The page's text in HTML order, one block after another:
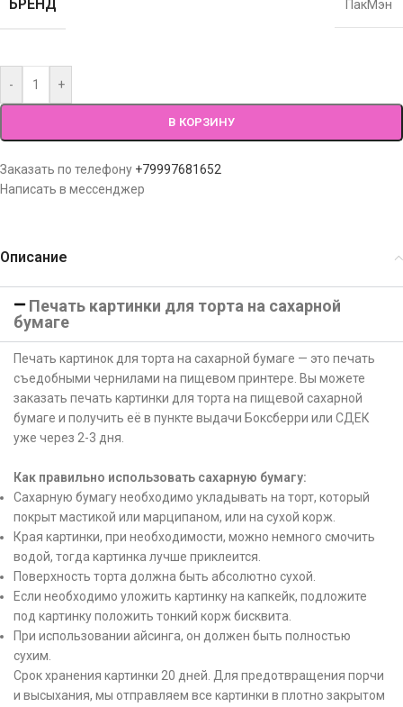
БРЕНД ПакМэн
- +
В КОРЗИНУ
Заказать по телефону +79997681652
Написать в мессенджер
Описание
Печать картинки для торта на сахарной
бумаге
Печать картинок для торта на сахарной бумаге — это печать
съедобными чернилами на пищевом принтере. Вы можете
заказать печать картинки для торта на пищевой сахарной
бумаге и получить её в пункте выдачи Боксберри или СДЕК
уже через 2-3 дня.
Как правильно использовать сахарную бумагу:
Сахарную бумагу необходимо укладывать на торт, который
покрыт мастикой или марципаном, или на сухой корж.
Края картинки, при необходимости, можно немного смочить
водой, тогда картинка лучше приклеится.
Поверхность торта должна быть абсолютно сухой.
Если необходимо уложить картинку на капкейк, подложите
под картинку положить тонкий корж бисквита.
При использовании айсинга, он должен быть полностью
сухим.
Срок хранения картинки 20 дней. Для предотвращения порчи
и высыхания, мы отправляем все картинки в плотно закрытом